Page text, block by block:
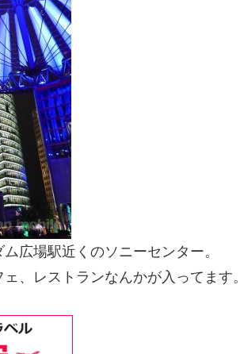
広場駅近くのソニーセンター。
、レストランなんかが入ってます。